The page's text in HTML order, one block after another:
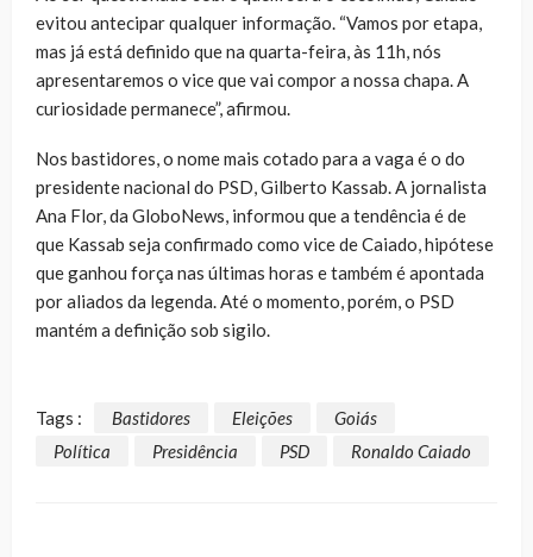
evitou antecipar qualquer informação. “Vamos por etapa,
mas já está definido que na quarta-feira, às 11h, nós
apresentaremos o vice que vai compor a nossa chapa. A
curiosidade permanece”, afirmou.
Nos bastidores, o nome mais cotado para a vaga é o do
presidente nacional do PSD, Gilberto Kassab. A jornalista
Ana Flor, da GloboNews, informou que a tendência é de
que Kassab seja confirmado como vice de Caiado, hipótese
que ganhou força nas últimas horas e também é apontada
por aliados da legenda. Até o momento, porém, o PSD
mantém a definição sob sigilo.
Tags : Bastidores Eleições
Goiás
Política
Presidência PSD Ronaldo Caiado